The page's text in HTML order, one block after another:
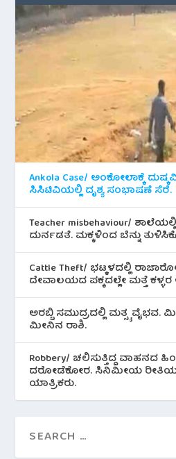
Ankola Case/ ಅಂಕೋಲಾಕ್ಕೆ
ಸಿಸಿಟಿವಿಯಲ್ಲಿ ದೃಶ್ಯ ಸಂಭಾಷಣೆ ಸೆರೆ.
Teacher misbehaviour/
ದುರ್ನಡತೆ. ಮಕ್ಕಳಿಂದ ಬೆನ್ನು
Cattle Theft/ ಭಟ್ಕಳದಲ್ಲಿ
ದೇವಾಲಯದ ಪಕ್ಕದಲ್ಲೇ ಮತ್ತೆ ಕಳ್ಳರ
ಅರಬ್ಬಿ ಸಮುದ್ರದಲ್ಲಿ ಮತ್ಸ್ಯ ವೈಭವ.
ಮೀನಿನ‌ ರಾಶಿ.
Robbery/ ಚಲಿಸುತ್ತಿದ್ದ ವಾಹನದ
ದರೋಡೆಕೋರ. ಸಿನಿಮೀಯ
ಯಾತ್ರಿಕರು.